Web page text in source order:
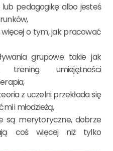
lub pedagogikę albo jesteś
więcej o tym, jak pracować
grupowe takie jak
trening umiejętności
z uczelni przekłada się
i młodzieżą,
są merytoryczne, dobrze
coś więcej niż tylko